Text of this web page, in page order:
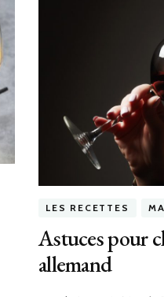
LES RECETTES
Astuces pour
allemand